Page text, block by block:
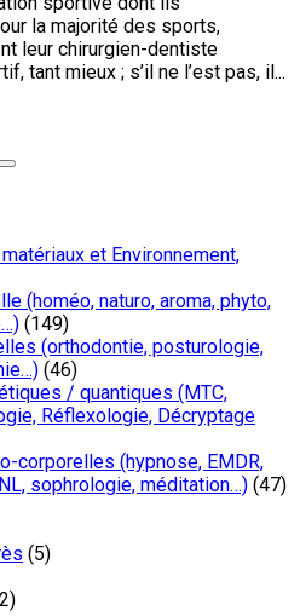
la majorité des sports,
leur chirurgien-dentiste
tant mieux ; s’il ne l’est pas, il...
et Environnement,
(homéo, naturo, aroma, phyto,
(149)
(orthodontie, posturologie,
(46)
/ quantiques (MTC,
Réflexologie, Décryptage
corporelles (hypnose, EMDR,
sophrologie, méditation…) (47)
(5)